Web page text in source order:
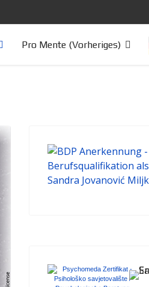
Pro Mente (Vorheriges)